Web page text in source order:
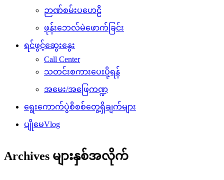
ဉာဏ်စမ်းပဟေဠိ
ဖုန်းဘေလ်မဲဖောက်ခြင်း
ရင်ဖွင့်ဆွေးနွေး
Call Center
သတင်းစကားပေးပို့ရန်
အမေး/အဖြေကဏ္ဍ
ရွေးကောက်ပွဲစိစစ်တွေ့ရှိချက်များ
ပျိုမေVlog
Archives များနှစ်အလိုက်